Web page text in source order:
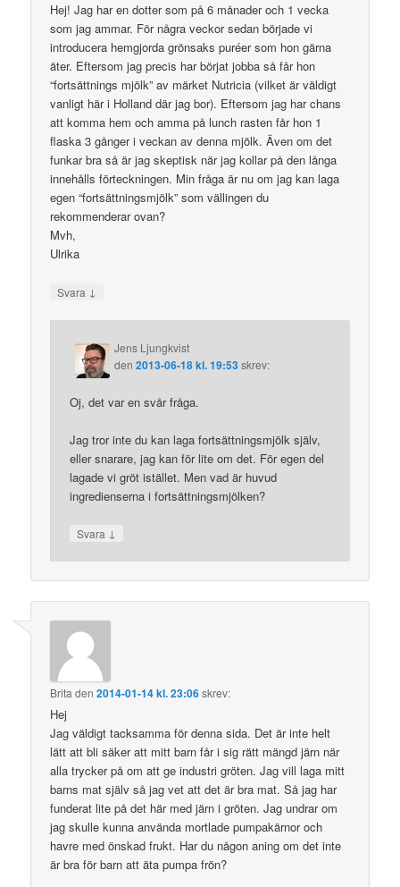
Hej! Jag har en dotter som på 6 månader och 1 vecka
som jag ammar. För några veckor sedan började vi
introducera hemgjorda grönsaks puréer som hon gärna
äter. Eftersom jag precis har börjat jobba så får hon
“fortsättnings mjölk” av märket Nutricia (vilket är väldigt
vanligt här i Holland där jag bor). Eftersom jag har chans
att komma hem och amma på lunch rasten får hon 1
flaska 3 gånger i veckan av denna mjölk. Även om det
funkar bra så är jag skeptisk när jag kollar på den långa
innehålls förteckningen. Min fråga är nu om jag kan laga
egen “fortsättningsmjölk” som vällingen du
rekommenderar ovan?
Mvh,
Ulrika
Svara ↓
Jens Ljungkvist
den2013-06-18 kl. 19:53skrev:
Oj, det var en svår fråga.
Jag tror inte du kan laga fortsättningsmjölk själv,
eller snarare, jag kan för lite om det. För egen del
lagade vi gröt istället. Men vad är huvud
ingredienserna i fortsättningsmjölken?
Svara ↓
Brita den2014-01-14 kl. 23:06skrev:
Hej
Jag väldigt tacksamma för denna sida. Det är inte helt
lätt att bli säker att mitt barn får i sig rätt mängd järn när
alla trycker på om att ge industri gröten. Jag vill laga mitt
barns mat själv så jag vet att det är bra mat. Så jag har
funderat lite på det här med järn i gröten. Jag undrar om
jag skulle kunna använda mortlade pumpakärnor och
havre med önskad frukt. Har du någon aning om det inte
är bra för barn att äta pumpa frön?